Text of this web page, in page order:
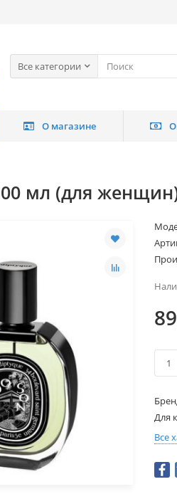
Все категории
О магазине
мл (для
Для
Все